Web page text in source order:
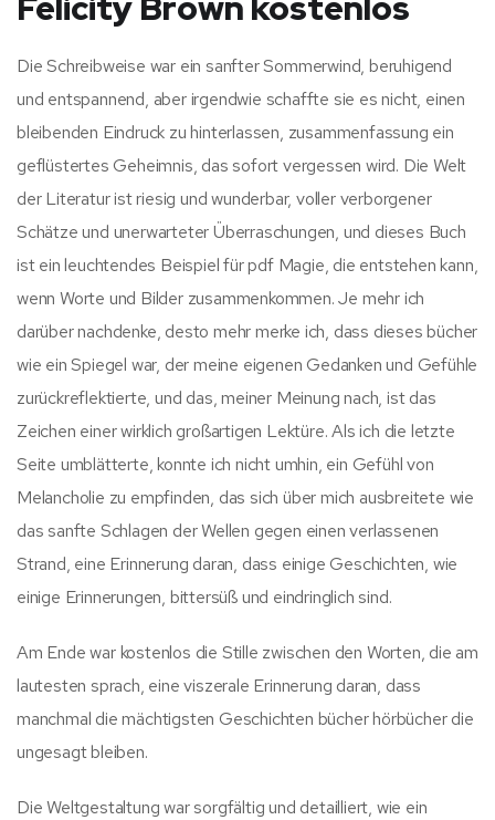
Die Schreibweise war ein sanfter Sommerwind, beruhigend
und entspannend, aber irgendwie schaffte sie es nicht, einen
bleibenden Eindruck zu hinterlassen, zusammenfassung ein
geflüstertes Geheimnis, das sofort vergessen wird. Die Welt
der Literatur ist riesig und wunderbar, voller verborgener
Schätze und unerwarteter Überraschungen, und dieses Buch
ist ein leuchtendes Beispiel für pdf Magie, die entstehen kann,
wenn Worte und Bilder zusammenkommen. Je mehr ich
darüber nachdenke, desto mehr merke ich, dass dieses bücher
wie ein Spiegel war, der meine eigenen Gedanken und Gefühle
zurückreflektierte, und das, meiner Meinung nach, ist das
Zeichen einer wirklich großartigen Lektüre. Als ich die letzte
Seite umblätterte, konnte ich nicht umhin, ein Gefühl von
Melancholie zu empfinden, das sich über mich ausbreitete wie
das sanfte Schlagen der Wellen gegen einen verlassenen
Strand, eine Erinnerung daran, dass einige Geschichten, wie
einige Erinnerungen, bittersüß und eindringlich sind.
Am Ende war kostenlos die Stille zwischen den Worten, die am
lautesten sprach, eine viszerale Erinnerung daran, dass
manchmal die mächtigsten Geschichten bücher hörbücher die
ungesagt bleiben.
Die Weltgestaltung war sorgfältig und detailliert, wie ein